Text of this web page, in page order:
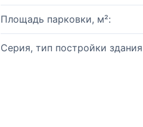
Площадь парковки, м²:
Серия, тип постройки